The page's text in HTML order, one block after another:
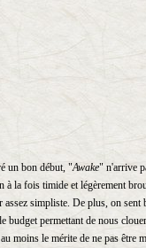
un bon début, "Awake" n'arrive
à la fois timide et légèrement
assez simpliste. De plus, on
budget permettant de nous
moins le mérite de ne pas être